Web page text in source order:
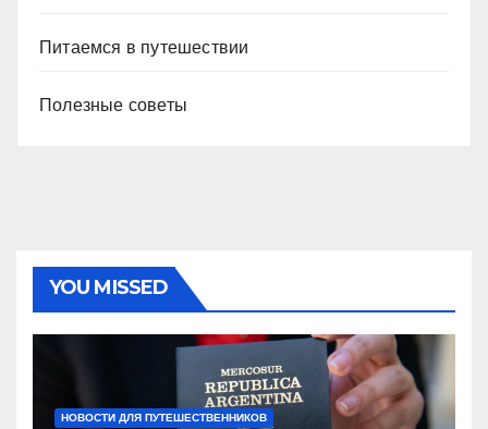
Питаемся в путешествии
Полезные советы
YOU MISSED
НОВОСТИ ДЛЯ ПУТЕШЕСТВЕННИКОВ